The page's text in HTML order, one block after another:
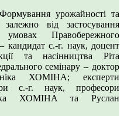
урожайності та
від застосування
Правобережного
кандидат с.-г. наук, доцент
та насінництва Ріта
семінару – доктор
ХОМІНА; експерти
с.-г. наук, професори
ХОМІНА та Руслан